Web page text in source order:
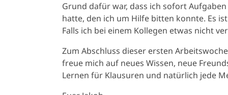
Grund dafür war, dass ich sofort
hatte, den ich um Hilfe bitten konnte. Es
Falls ich bei einem Kollegen etwas nicht
Zum Abschluss dieser ersten
freue mich auf neues Wissen, neue
Lernen für Klausuren und natürlich jede